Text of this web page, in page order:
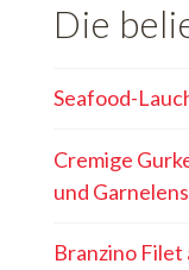
Die
Seafood-
Cremige
und
Branzino